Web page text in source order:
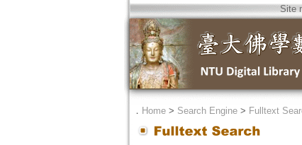
Site
． Home> Search Engine> Fulltext